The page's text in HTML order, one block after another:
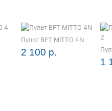
Пульт BFT MITTO 4N
2 100 р.
1